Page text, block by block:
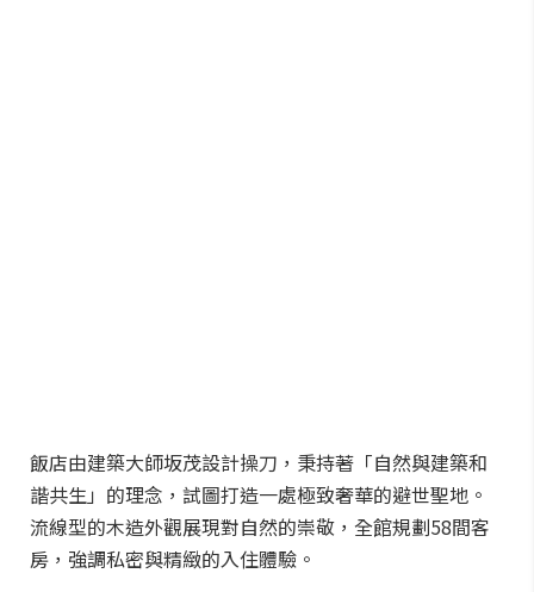
飯店由建築大師坂茂設計操刀，秉持著「自然與建築和
諧共生」的理念，試圖打造一處極致奢華的避世聖地。
流線型的木造外觀展現對自然的崇敬，全館規劃58間客
房，強調私密與精緻的入住體驗。